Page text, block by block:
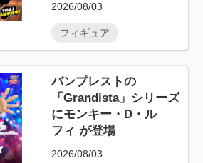
2026/08/03
フィギュア
バンプレストの
「Grandista」シリーズ
にモンキー・D・ル
フィ が登場
2026/08/03